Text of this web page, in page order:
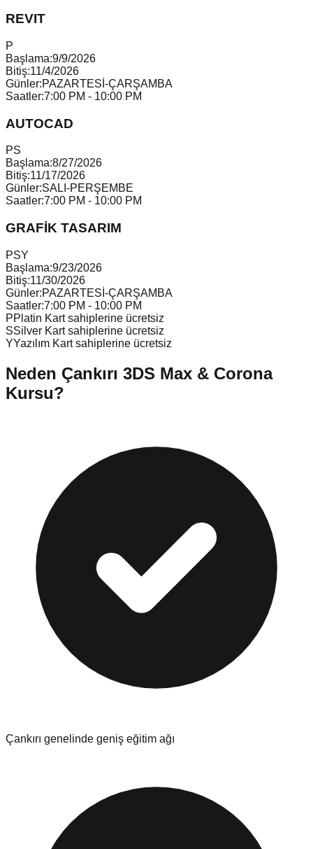
REVIT
P
Başlama:9/9/2026
Bitiş:11/4/2026
Günler:PAZARTESİ-ÇARŞAMBA
Saatler:7:00 PM - 10:00 PM
AUTOCAD
PS
Başlama:8/27/2026
Bitiş:11/17/2026
Günler:SALI-PERŞEMBE
Saatler:7:00 PM - 10:00 PM
GRAFİK TASARIM
PSY
Başlama:9/23/2026
Bitiş:11/30/2026
Günler:PAZARTESİ-ÇARŞAMBA
Saatler:7:00 PM - 10:00 PM
PPlatin Kart sahiplerine ücretsiz
SSilver Kart sahiplerine ücretsiz
YYazılım Kart sahiplerine ücretsiz
Neden Çankırı 3DS Max & Corona
Kursu?
Çankırı genelinde geniş eğitim ağı